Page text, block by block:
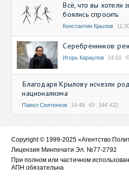
Всё, что вы хотели
боялись спросить
Константин Крылов
Серебренников:
Игорь Караулов 14:50
Благодаря Крылову исчезли
национализма
Павел Святенков 14:48 344 422
Copyright © 1999-2025 «Агентство
Лицензия Минпечати Эл. №77-2792
При полном или частичном
АПН обязательна